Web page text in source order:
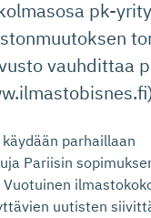
pk-
vauhdittaa
parhaillaan
Pariisin
uutisten